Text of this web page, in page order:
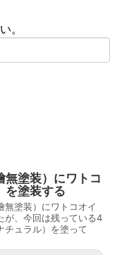
。
無塗装）にワトコ
を塗装する
無塗装）にワトコオイ
が、今回は残っている4
チュラル）を塗って